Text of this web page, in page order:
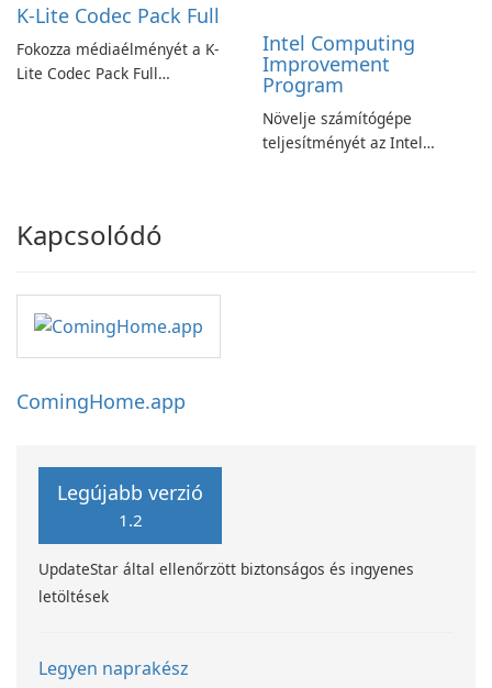
K-Lite Codec Pack Full
Fokozza médiaélményét a K-
Lite Codec Pack Full
Intel Computing
Improvement
Program
Növelje számítógépe
teljesítményét az Intel
Kapcsolódó
ComingHome.app
Legújabb verzió
1.2
UpdateStar által ellenőrzött biztonságos és ingyenes
letöltések
Legyen naprakész